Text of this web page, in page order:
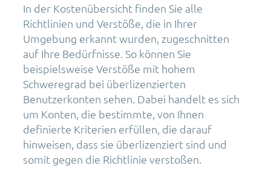
In der Kostenübersicht finden Sie alle
Richtlinien und Verstöße, die in Ihrer
Umgebung erkannt wurden, zugeschnitten
auf Ihre Bedürfnisse. So können Sie
beispielsweise Verstöße mit hohem
Schweregrad bei überlizenzierten
Benutzerkonten sehen. Dabei handelt es sich
um Konten, die bestimmte, von Ihnen
definierte Kriterien erfüllen, die darauf
hinweisen, dass sie überlizenziert sind und
somit gegen die Richtlinie verstoßen.